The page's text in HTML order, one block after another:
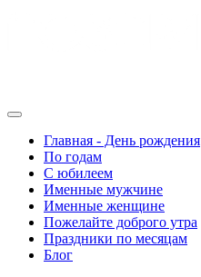
Главная - День рождения
По годам
С юбилеем
Именные мужчине
Именные женщине
Пожелайте доброго утра
Праздники по месяцам
Блог